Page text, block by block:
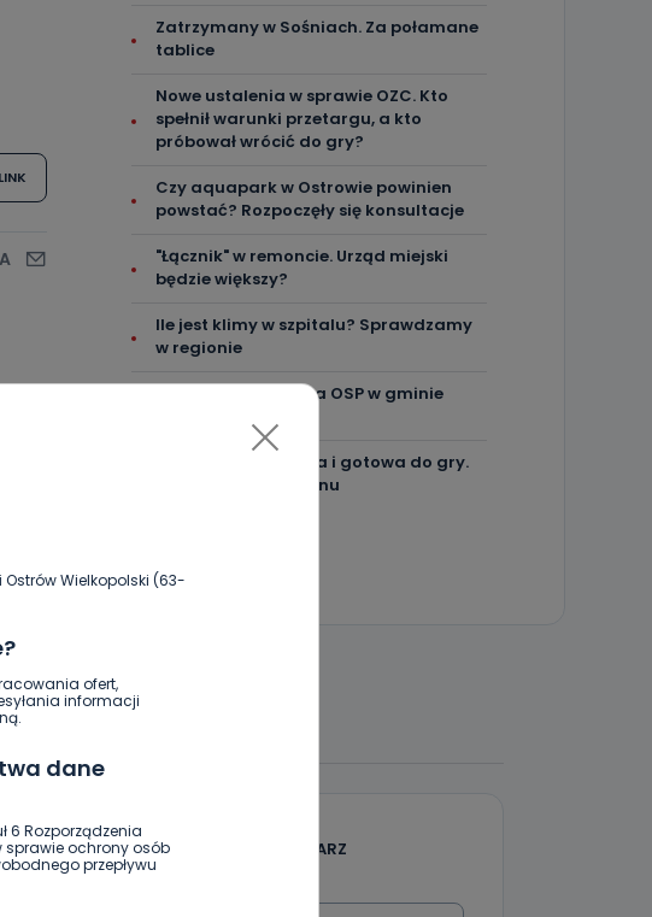
Wielkopolski (63-
ofert,
informacji
dane
6 Rozporządzenia
sprawie ochrony osób
przepływu
Zatrzymany w Sośniach. Za połamane
tablice
Nowe ustalenia w sprawie OZC. Kto
spełnił warunki przetargu, a kto
próbował wrócić do gry?
Czy aquapark w Ostrowie powinien
powstać? Rozpoczęły się konsultacje
"Łącznik" w remoncie. Urząd miejski
będzie większy?
Ile jest klimy w szpitalu? Sprawdzamy
w regionie
Więcej pieniędzy dla OSP w gminie
Centra wzmocniona i gotowa do gry.
Chce lepszego seoznu
DOŁĄCZ DO DYSKUSJI
DODAJ SWÓJ KOMENTARZ